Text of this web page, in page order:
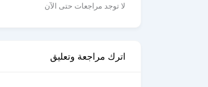
لا توجد مراجعات حتى الآن
اترك مراجعة وتعليق